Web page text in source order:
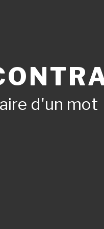
d'un mot